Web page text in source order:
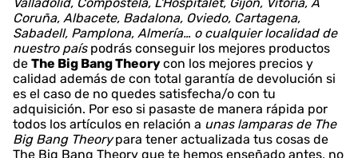
Coruña, Albacete, Badalona, Oviedo, Cartagena,
Sabadell, Pamplona, Almería… o cualquier localidad de
nuestro paíspodrás conseguir los mejores productos
de The Big Bang Theorycon los mejores precios y
calidad además de con total garantía de devolución si
es el caso de no quedes satisfecha/o con tu
adquisición. Por eso si pasaste de manera rápida por
todos los artículos en relación a unas lamparas de The
Big Bang Theory para tener actualizada tus cosas de
The Big Bang Theory que te hemos enseñado antes, no